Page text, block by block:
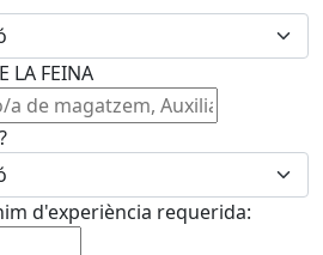
LA FEINA
d'experiència requerida: